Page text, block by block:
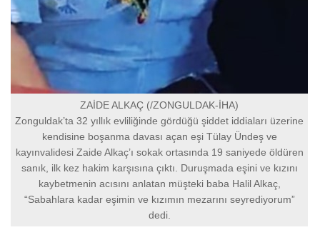
ZAİDE ALKAÇ (/ZONGULDAK-İHA)
Zonguldak’ta 32 yıllık evliliğinde gördüğü şiddet iddiaları üzerine
kendisine boşanma davası açan eşi Tülay Ündeş ve
kayınvalidesi Zaide Alkaç’ı sokak ortasında 19 saniyede öldüren
sanık, ilk kez hakim karşısına çıktı. Duruşmada eşini ve kızını
kaybetmenin acısını anlatan müşteki baba Halil Alkaç,
“Sabahlara kadar eşimin ve kızımın mezarını seyrediyorum”
dedi.